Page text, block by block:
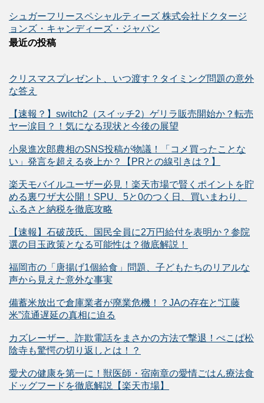
シュガーフリースペシャルティーズ 株式会社ドクタージ
ョンズ・キャンディーズ・ジャパン
最近の投稿
クリスマスプレゼント、いつ渡す？タイミング問題の意外
な答え
【速報？】switch2（スイッチ2）ゲリラ販売開始か？転売
ヤー涙目？！気になる現状と今後の展望
小泉進次郎農相のSNS投稿が物議！「コメ買ったことな
い」発言を超える炎上か？【PRとの線引きは？】
楽天モバイルユーザー必見！楽天市場で賢くポイントを貯
める裏ワザ大公開！SPU、5と0のつく日、買いまわり、
ふるさと納税を徹底攻略
【速報】石破茂氏、国民全員に2万円給付を表明か？参院
選の目玉政策となる可能性は？徹底解説！
福岡市の「唐揚げ1個給食」問題、子どもたちのリアルな
声から見えた意外な事実
備蓄米放出で倉庫業者が廃業危機！？JAの存在と“江藤
米”流通遅延の真相に迫る
カズレーザー、詐欺電話をまさかの方法で撃退！ぺこぱ松
陰寺も驚愕の切り返しとは！？
愛犬の健康を第一に！獣医師・宿南章の愛情ごはん療法食
ドッグフードを徹底解説【楽天市場】